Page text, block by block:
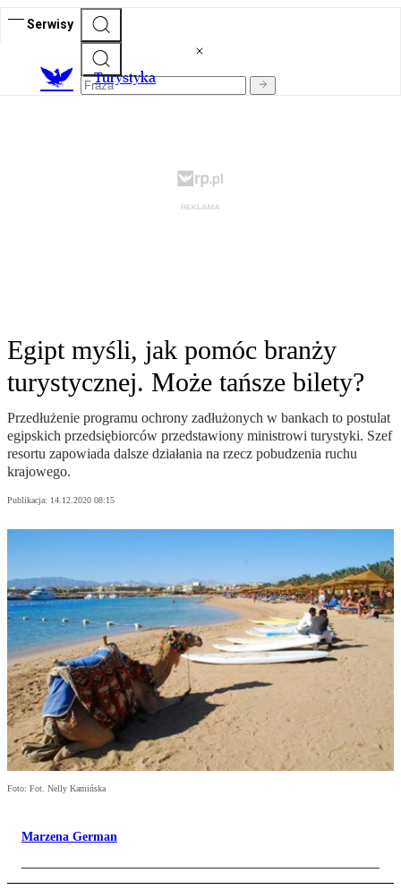
Serwisy
Turystyka
Egipt myśli, jak pomóc branży
turystycznej. Może tańsze bilety?
Przedłużenie programu ochrony zadłużonych w bankach to postulat
egipskich przedsiębiorców przedstawiony ministrowi turystyki. Szef
resortu zapowiada dalsze działania na rzecz pobudzenia ruchu
krajowego.
Publikacja: 14.12.2020 08:15
Foto: Fot. Nelly Kamińska
Marzena German